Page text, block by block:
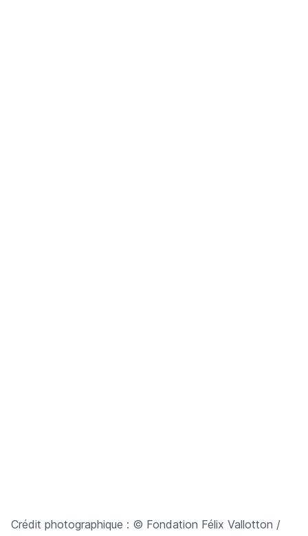
Crédit photographique : © Fondation Félix Vallotton /